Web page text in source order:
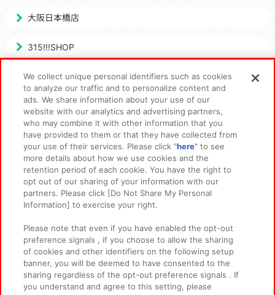
大阪日本橋店
315!!!SHOP
アトレ川崎店
アソビストア
出張所
We collect unique personal identifiers such as cookies
to analyze our traffic and to personalize content and
ads. We share information about your use of our
website with our analytics and advertising partners,
who may combine it with other information that you
have provided to them or that they have collected from
your use of their services. Please click "here" to see
more details about how we use cookies and the
retention period of each cookie. You have the right to
opt out of our sharing of your information with our
partners. Please click [Do Not Share My Personal
Information] to exercise your right.
Please note that even if you have enabled the opt-out
preference signals , if you choose to allow the sharing
of cookies and other identifiers on the following setup
banner, you will be deemed to have consented to the
sharing regardless of the opt-out preference signals . If
you understand and agree to this setting, please